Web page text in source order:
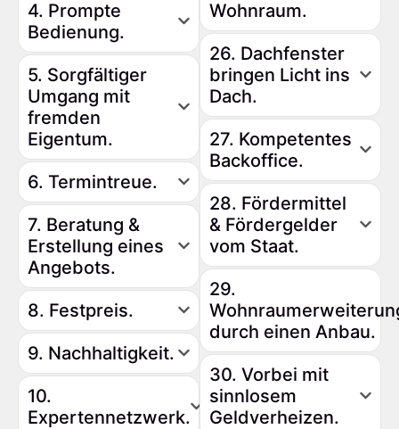
4. Prompte
Bedienung.
5. Sorgfältiger
Umgang mit
fremden
Eigentum.
6. Termintreue.
7. Beratung &
Erstellung eines
Angebots.
8. Festpreis.
9. Nachhaltigkeit.
10.
Expertennetzwerk.
Wohnraum.
26. Dachfenster
bringen Licht ins
Dach.
27. Kompetentes
Backoffice.
28. Fördermittel
& Fördergelder
vom Staat.
29.
durch einen Anbau.
30. Vorbei mit
sinnlosem
Geldverheizen.